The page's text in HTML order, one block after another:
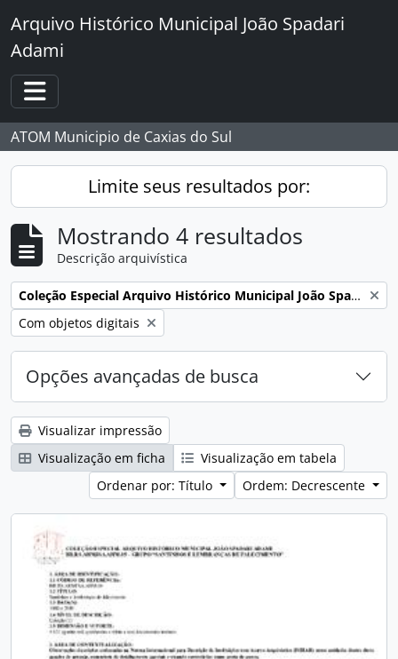
Skip to main content
Arquivo Histórico Municipal João Spadari
Adami
Toggle navigation
ATOM Municipio de Caxias do Sul
Limite seus resultados por:
Mostrando 4 resultados
Descrição arquivística
Remover filtro:
Coleção Especial Arquivo Histórico Municipal João Spadari Adami
Remover filtro:
Com objetos digitais
Opções avançadas de busca
Visualizar impressão
Visualização em ficha
Visualização em tabela
Ordenar por: Título
Ordem: Decrescente